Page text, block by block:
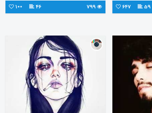
59
647
799
46
100